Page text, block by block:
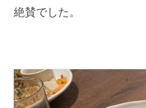
絶賛でした。